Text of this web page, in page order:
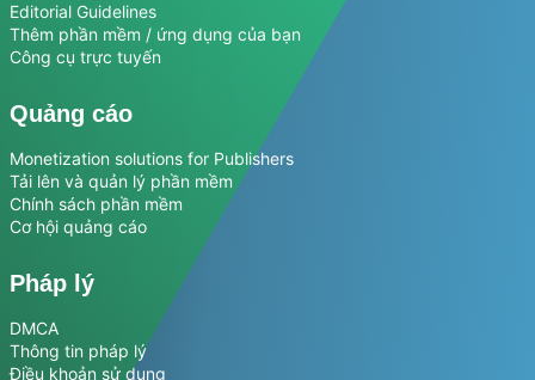
Editorial Guidelines
Thêm phần mềm / ứng dụng của bạn
Công cụ trực tuyến
Quảng cáo
Monetization solutions for Publishers
Tải lên và quản lý phần mềm
Chính sách phần mềm
Cơ hội quảng cáo
Pháp lý
DMCA
Thông tin pháp lý
Điều khoản sử dụng